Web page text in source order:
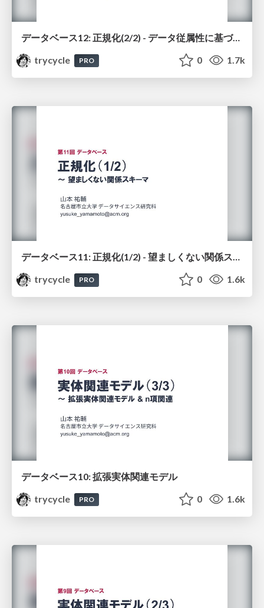
データベース12: 正規化(2/2) - データ従属性に基づく正規化
trycycle
PRO 0 1.7k
データベース11: 正規化(1/2) - 望ましくない関係スキーマ
trycycle
PRO 0 1.6k
データベース10: 拡張実体関連モデル
trycycle
PRO 0 1.6k